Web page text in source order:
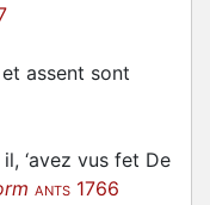
assent sont
il, ‘avez vus fet De
ANTS 1766